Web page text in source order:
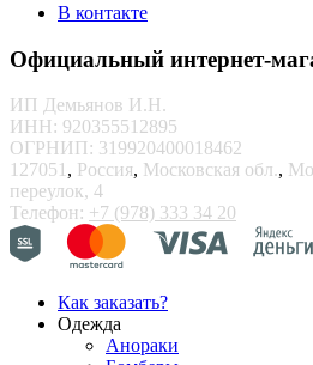
В контакте
Официальный интернет-
ИП Демьянов И.Н.
ИНН: 920355512895
ОГРНИП: 319920400018462
127051 , Россия, Московская обл.,
переулок, 4
Телефон: +7 (978) 333 34 20
Как заказать?
Одежда
Анораки